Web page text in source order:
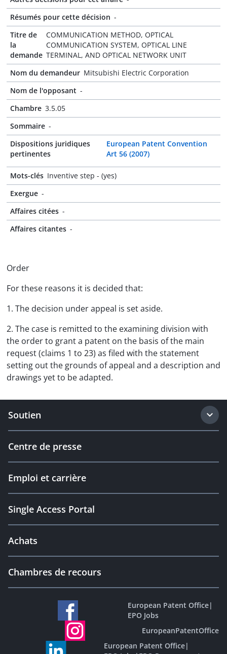
Résumés pour cette décision -
Titre de
la
demande
COMMUNICATION METHOD, OPTICAL
COMMUNICATION SYSTEM, OPTICAL LINE
TERMINAL, AND OPTICAL NETWORK UNIT
Nom du demandeur Mitsubishi Electric Corporation
Nom de l'opposant -
Chambre 3.5.05
Sommaire -
Dispositions juridiques
pertinentes
European Patent Convention
Art 56 (2007)
Mots-clés Inventive step - (yes)
Exergue -
Affaires citées -
Affaires citantes -
Order
For these reasons it is decided that:
1. The decision under appeal is set aside.
2. The case is remitted to the examining division with
the order to grant a patent on the basis of the main
request (claims 1 to 23) as filed with the statement
setting out the grounds of appeal and a description and
drawings yet to be adapted.
Soutien
Centre de presse
Emploi et carrière
Single Access Portal
Achats
Chambres de recours
European Patent Office|
EPO Jobs
EuropeanPatentOffice
European Patent Office|